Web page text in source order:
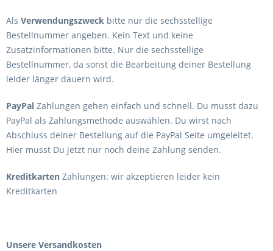
Als Verwendungszweck bitte nur die sechsstellige
Bestellnummer angeben. Kein Text und keine
Zusatzinformationen bitte. Nur die sechsstellige
Bestellnummer, da sonst die Bearbeitung deiner Bestellung
leider länger dauern wird.
PayPal Zahlungen gehen einfach und schnell. Du musst dazu
PayPal als Zahlungsmethode auswählen. Du wirst nach
Abschluss deiner Bestellung auf die PayPal Seite umgeleitet.
Hier musst Du jetzt nur noch deine Zahlung senden.
Kreditkarten Zahlungen: wir akzeptieren leider kein
Kreditkarten
Unsere Versandkosten